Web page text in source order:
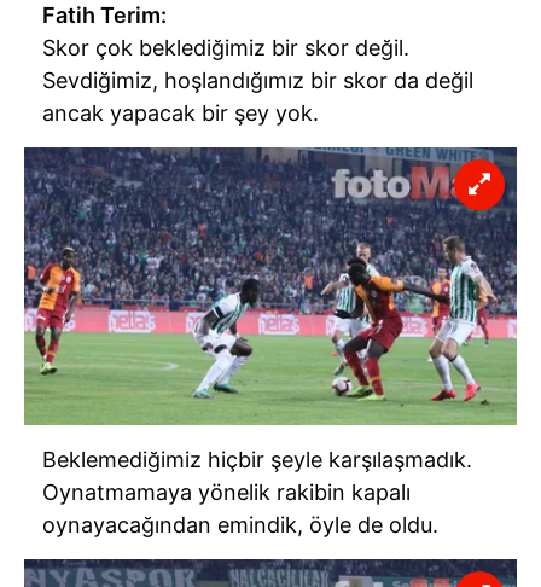
Fatih Terim:
Skor çok beklediğimiz bir skor değil.
Sevdiğimiz, hoşlandığımız bir skor da değil
ancak yapacak bir şey yok.
Beklemediğimiz hiçbir şeyle karşılaşmadık.
Oynatmamaya yönelik rakibin kapalı
oynayacağından emindik, öyle de oldu.